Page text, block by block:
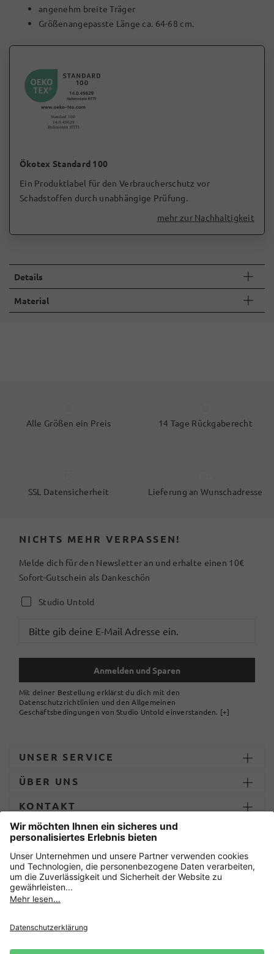
angenehm breite Träger
Größenangepasste Länge ca. 64-68 cm.
Ökotex Standard 100
Ein Produktlabel für den Verbraucherschutz vor
Schadstoffen durch unabhängige Prüfung.
mehr zur Nachhaltigkeit
Details
Material
Alle Größen ein Preis 14 Tage Rückgaberecht
SSL Datensicherheit Lieferung an Wunschadresse
NICHTS MEHR VERPASSEN!
Melde dich für den Newsletter an und erhalte einen 10€
Sofort-Gutschein als Dankeschön
Studio Untold
Anmelden und Sparen
Mit deiner Bestellung erklärst du dich mit den
Datenschutzrichtlinien und den Allgemeinen
Geschäftsbedingungen von Studio Untold einverstanden. [+]
UNSER SERVICE
ÜBER UNS
KONTAKT
ZAHLUNG UND LIEFERUNG
Sicher einkaufen mit